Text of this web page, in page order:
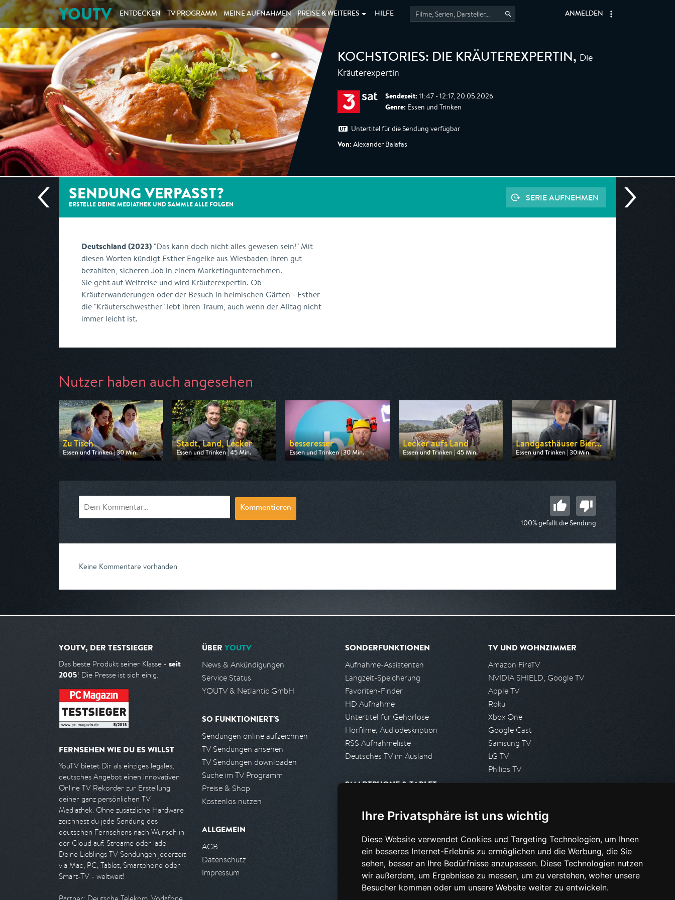
Ihre Privatsphäre ist uns wichtig
Diese Website verwendet Cookies und Targeting Technologien, um Ihnen
ein besseres Internet-Erlebnis zu ermöglichen und die Werbung, die Sie
sehen, besser an Ihre Bedürfnisse anzupassen. Diese Technologien nutzen
wir außerdem, um Ergebnisse zu messen, um zu verstehen, woher unsere
Besucher kommen oder um unsere Website weiter zu entwickeln.
YOUTV ENTDECKEN TV PROGRAMM MEINE AUFNAHMEN PREISE &WEITERES HILFE ANMELDEN
KOCHSTORIES: DIE KRÄUTEREXPERTIN, Die
Kräuterexpertin
Sendezeit: 11:47 - 12:17, 20.05.2026
Genre: Essen und Trinken
Untertitel für die Sendung verfügbar
Von: Alexander Balafas
SENDUNG VERPASST?
ERSTELLE DEINE MEDIATHEK UND SAMMLE ALLE FOLGEN
SERIE AUFNEHMEN
Deutschland (2023) "Das kann doch nicht alles gewesen sein!" Mit
diesen Worten kündigt Esther Engelke aus Wiesbaden ihren gut
bezahlten, sicheren Job in einem Marketingunternehmen.
Sie geht auf Weltreise und wird Kräuterexpertin. Ob
Kräuterwanderungen oder der Besuch in heimischen Gärten - Esther
die "Kräuterschwesther" lebt ihren Traum, auch wenn der Alltag nicht
immer leicht ist.
Nutzer haben auch angesehen
Zu Tisch
Essen und Trinken | 30 Min.
Ausgestrahlt von arte
Stadt, Land, Lecker
Essen und Trinken | 45 Min.
Ausgestrahlt von ZDF neo
besseresser
Essen und Trinken | 30 Min.
Ausgestrahlt von ZDF info
Lecker aufs Land
Essen und Trinken | 45 Min.
Ausgestrahlt von SWR
Landgasthäuser Bier...
Essen und Trinken | 30 Min.
Ausgestrahlt von BR
Kommentieren
100% gefällt die Sendung
Keine Kommentare vorhanden
YOUTV, DER TESTSIEGER
Das beste Produkt seiner Klasse - seit
2005! Die Presse ist sich einig.
FERNSEHEN WIE DU ES WILLST
YouTV bietet Dir als einziges legales,
deutsches Angebot einen innovativen
Online TV Rekorder zur Erstellung
deiner ganz persönlichen TV
Mediathek. Ohne zusätzliche Hardware
zeichnest du jede Sendung des
deutschen Fernsehens nach Wunsch in
der Cloud auf. Streame oder lade
Deine Lieblings TV Sendungen jederzeit
via Mac, PC, Tablet, Smartphone oder
Smart-TV - weltweit!
ÜBER YOUTV
News & Ankündigungen
Service Status
YOUTV & Netlantic GmbH
SO FUNKTIONIERT'S
Sendungen online aufzeichnen
TV Sendungen ansehen
TV Sendungen downloaden
Suche im TV Programm
Preise & Shop
Kostenlos nutzen
ALLGEMEIN
AGB
Datenschutz
Impressum
SONDERFUNKTIONEN
Aufnahme-Assistenten
Langzeit-Speicherung
Favoriten-Finder
HD Aufnahme
Untertitel für Gehörlose
Hörfilme, Audiodeskription
RSS Aufnahmeliste
Deutsches TV im Ausland
SMARTPHONE & TABLET
Android App
PARTNER
Partnerliste
Partner werden
TV UND WOHNZIMMER
Amazon FireTV
NVIDIA SHIELD, Google TV
Apple TV
Roku
Xbox One
Google Cast
Samsung TV
LG TV
Philips TV
Presseanfrage stellen
HILFE & SUPPORT
Häufig gestellte Fragen
Anfrage stellen